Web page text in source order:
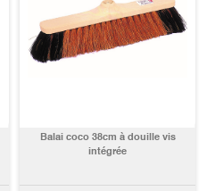
Balai coco 38cm à douille vis
intégrée